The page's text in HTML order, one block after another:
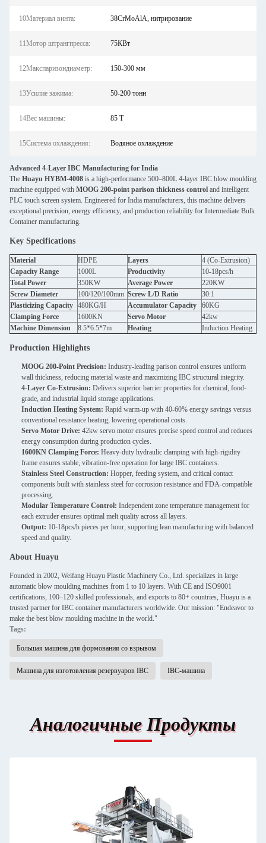
10Материал винта: 38CrMoAlA, нитрирование
11Мотор штрангпресса: 75КВт
12Макспаризондиаметр: 150-300 мм
13Усилие зажима: 50-200 тонн
14Вес машины: 85 Т
15Система охлаждения: Водяное охлаждение
Advanced 4-Layer IBC Manufacturing for India
The Huayu HYBM-4008 is a high-performance 500–800L 4-layer IBC blow moulding
machine equipped with MOOG 200-point parison thickness control and intelligent
PLC touch screen system. Engineered for India manufacturers, this machine delivers
exceptional precision, energy efficiency, and production reliability for Intermediate Bulk
Container manufacturing.
Key Specifications
Material HDPE Layers
4 (Co-Extrusion)
Capacity Range
1000L Productivity
10-18pcs/h
Total Power
350KW Average Power
220KW
Screw Diameter
100/120/100mm Screw L/D Ratio
30:1
Plasticizing Capacity 480KG/H Accumulator Capacity
60KG
Clamping Force
1600KN Servo Motor
42kw
Machine Dimension
8.5*6.5*7m Heating Induction Heating
Production Highlights
MOOG 200-Point Precision: Industry-leading parison control ensures uniform
wall thickness, reducing material waste and maximizing IBC structural integrity.
4-Layer Co-Extrusion: Delivers superior barrier properties for chemical, food-
grade, and industrial liquid storage applications.
Induction Heating System: Rapid warm-up with 40-60% energy savings versus
conventional resistance heating, lowering operational costs.
Servo Motor Drive: 42kw servo motor ensures precise speed control and reduces
energy consumption during production cycles.
1600KN Clamping Force: Heavy-duty hydraulic clamping with high-rigidity
frame ensures stable, vibration-free operation for large IBC containers.
Stainless Steel Construction: Hopper, feeding system, and critical contact
components built with stainless steel for corrosion resistance and FDA-compatible
processing.
Modular Temperature Control: Independent zone temperature management for
each extruder ensures optimal melt quality across all layers.
Output: 10-18pcs/h pieces per hour, supporting lean manufacturing with balanced
speed and quality.
About Huayu
Founded in 2002, Weifang Huayu Plastic Machinery Co., Ltd. specializes in large
automatic blow moulding machines from 1 to 10 layers. With CE and ISO9001
certifications, 100–120 skilled professionals, and exports to 80+ countries, Huayu is a
trusted partner for IBC container manufacturers worldwide. Our mission: "Endeavor to
make the best blow moulding machine in the world."
Tags:
Большая машина для формования со взрывом
Машина для изготовления резервуаров IBC IBC-машина
Аналогичные Продукты